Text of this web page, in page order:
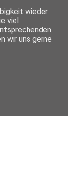
wieder
viel
wir uns gerne